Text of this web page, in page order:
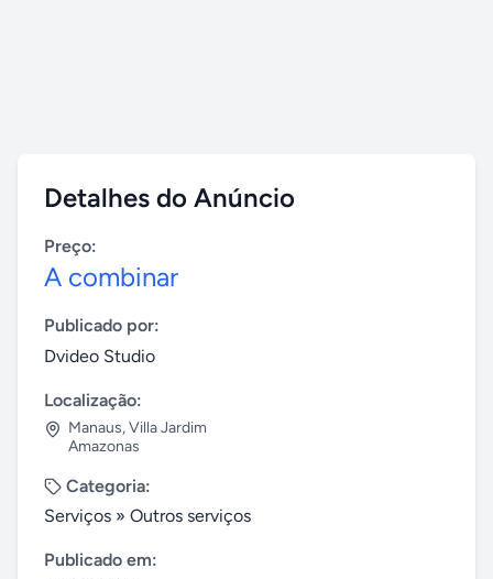
Detalhes do Anúncio
Preço:
A combinar
Publicado por:
Dvideo Studio
Localização:
Manaus,Villa Jardim
Amazonas
Categoria:
Serviços » Outros serviços
Publicado em: